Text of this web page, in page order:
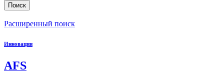
Расширенный поиск
Инновации
AFS